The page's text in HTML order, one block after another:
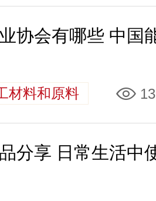
协会有哪些 中国
材料和原料
分享 日常生活中